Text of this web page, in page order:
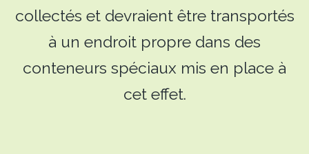
collectés et devraient être transportés
à un endroit propre dans des
conteneurs spéciaux mis en place à
cet effet.